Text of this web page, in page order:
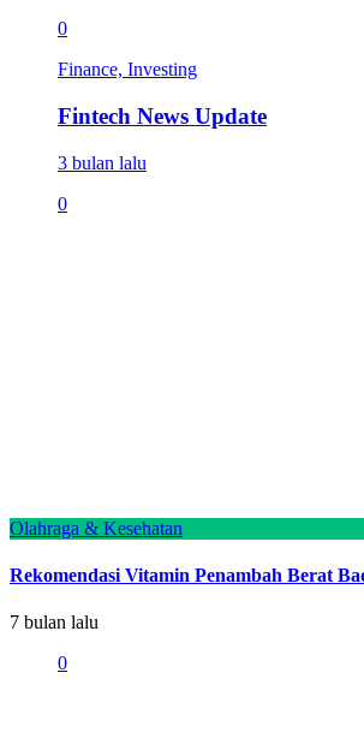
0
Finance, Investing
Fintech News Update
3 bulan lalu
0
Olahraga & Kesehatan
Rekomendasi Vitamin Penambah Berat
7 bulan lalu
0